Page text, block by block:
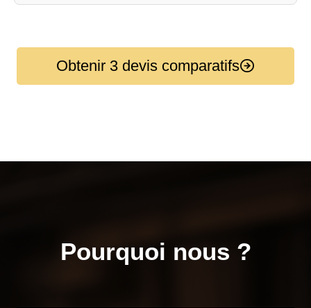
Obtenir 3 devis comparatifs
Pourquoi nous ?